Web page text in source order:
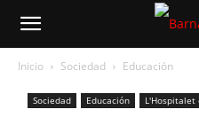
Inicio Sociedad Educación
Sociedad Educación L'Hospitalet